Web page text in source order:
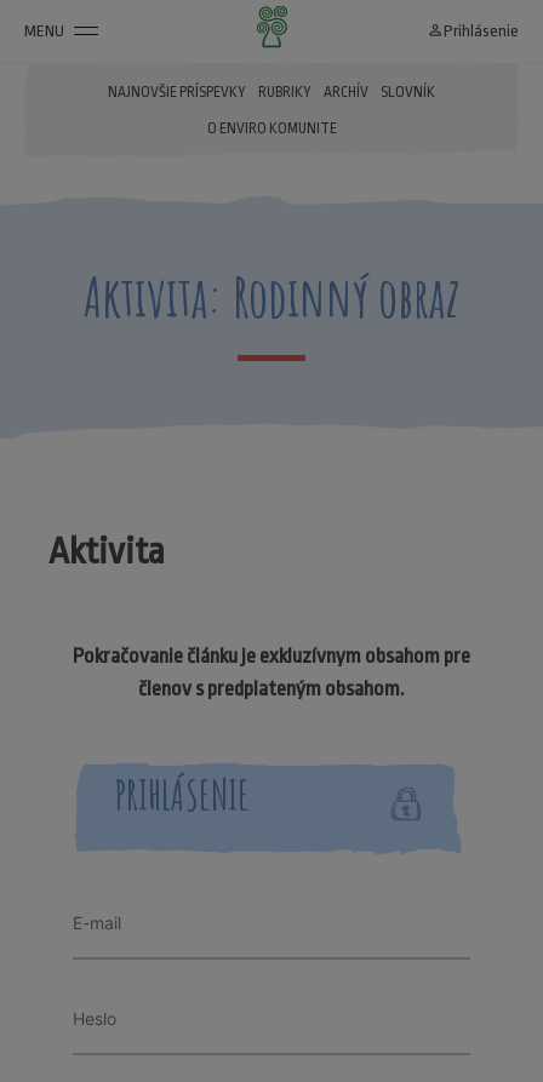
MENU person_outline Prihlásenie
NAJNOVŠIE PRÍSPEVKY RUBRIKY ARCHÍV SLOVNÍK
O ENVIRO KOMUNITE
Aktivita: Rodinný obraz
Aktivita
Pokračovanie článku je exkluzívnym obsahom pre
členov s predplateným obsahom.
PRIHLÁSENIE